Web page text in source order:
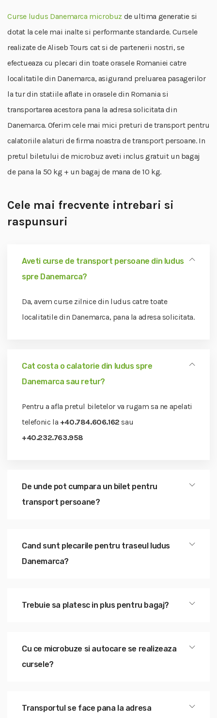
Curse ludus Danemarca microbuz de ultima generatie si
dotat la cele mai inalte si performante standarde. Cursele
realizate de Aliseb Tours cat si de partenerii nostri, se
efectueaza cu plecari din toate orasele Romaniei catre
localitatile din Danemarca, asigurand preluarea pasagerilor
la tur din statiile aflate in orasele din Romania si
transportarea acestora pana la adresa solicitata din
Danemarca. Oferim cele mai mici preturi de transport pentru
calatoriile alaturi de firma noastra de transport persoane. In
pretul biletului de microbuz aveti inclus gratuit un bagaj
de pana la 50 kg + un bagaj de mana de 10 kg.
Cele mai frecvente intrebari si
raspunsuri
Aveti curse de transport persoane din ludus
spre Danemarca?
Da, avem curse zilnice din ludus catre toate
localitatile din Danemarca, pana la adresa solicitata.
Cat costa o calatorie din ludus spre
Danemarca sau retur?
Pentru a afla pretul biletelor va rugam sa ne apelati
telefonic la +40.784.606.162 sau
+40.232.763.958
De unde pot cumpara un bilet pentru
transport persoane?
Cand sunt plecarile pentru traseul ludus
Danemarca?
Trebuie sa platesc in plus pentru bagaj?
Cu ce microbuze si autocare se realizeaza
cursele?
Transportul se face pana la adresa